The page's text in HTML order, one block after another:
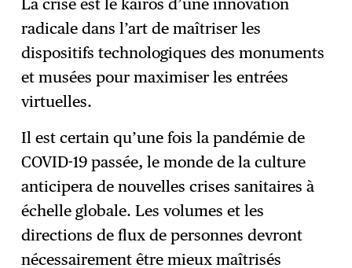
radicale dans l’art de maîtriser les
dispositifs technologiques des monuments
et musées pour maximiser les entrées
virtuelles.
Il est certain qu’une fois la pandémie de
COVID-19 passée, le monde de la culture
anticipera de nouvelles crises sanitaires à
échelle globale. Les volumes et les
directions de flux de personnes devront
nécessairement être mieux maîtrisés